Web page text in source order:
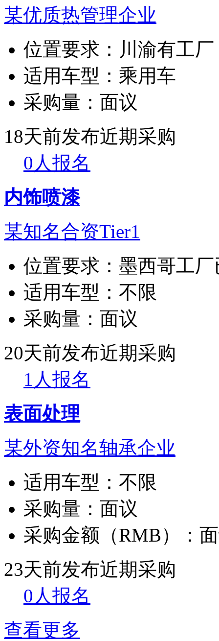
某优质热管理企业
位置要求： 川渝有工厂
适用车型： 乘用车
采购量： 面议
18天前发布近期采购
0人报名
内饰喷漆
某知名合资Tier1
位置要求： 墨西哥工
适用车型： 不限
采购量： 面议
20天前发布近期采购
1人报名
表面处理
某外资知名轴承企业
适用车型： 不限
采购量： 面议
采购金额（RMB）：
23天前发布近期采购
0人报名
查看更多